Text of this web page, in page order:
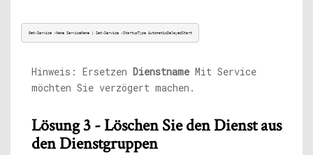
Get-Service -Name ServiceName | Set-Service -StartupType AutomaticDelayedStart
Hinweis: Ersetzen Dienstname Mit Service
möchten Sie verzögert machen.
Lösung 3 - Löschen Sie den Dienst aus
den Dienstgruppen